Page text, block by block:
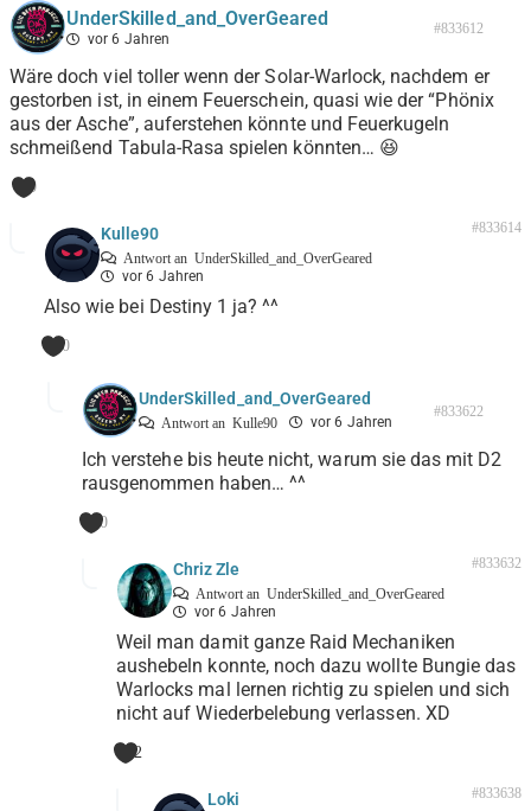
UnderSkilled_and_OverGeared
vor 6 Jahren
#833612
Wäre doch viel toller wenn der Solar-Warlock, nachdem er
gestorben ist, in einem Feuerschein, quasi wie der “Phönix
aus der Asche”, auferstehen könnte und Feuerkugeln
schmeißend Tabula-Rasa spielen könnten… 😆
0
Kulle90
Antwort an UnderSkilled_and_OverGeared
vor 6 Jahren
#833614
Also wie bei Destiny 1 ja? ^^
0
UnderSkilled_and_OverGeared
Antwort an Kulle90 vor 6 Jahren
#833622
Ich verstehe bis heute nicht, warum sie das mit D2
rausgenommen haben… ^^
0
Chriz Zle
Antwort an UnderSkilled_and_OverGeared
vor 6 Jahren
#833632
Weil man damit ganze Raid Mechaniken
aushebeln konnte, noch dazu wollte Bungie das
Warlocks mal lernen richtig zu spielen und sich
nicht auf Wiederbelebung verlassen. XD
2
Loki #833638